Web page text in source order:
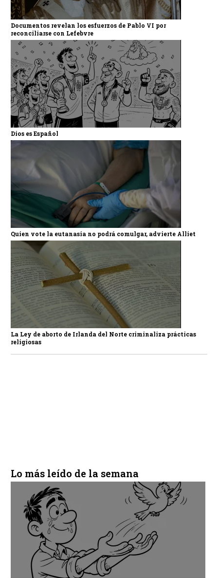
Documentos revelan los esfuerzos de Pablo VI por
reconciliarse con Lefebvre
Dios es Español
Quien vote la eutanasia no podrá comulgar, advierte Alliet
La Ley de aborto de Irlanda del Norte criminaliza prácticas
religiosas
Lo más leído de la semana